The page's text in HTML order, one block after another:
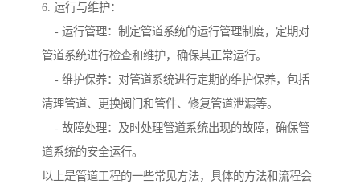
6. 运行与维护：
- 运行管理：制定管道系统的运行管理制度，定期对
管道系统进行检查和维护，确保其正常运行。
- 维护保养：对管道系统进行定期的维护保养，包括
清理管道、更换阀门和管件、修复管道泄漏等。
- 故障处理：及时处理管道系统出现的故障，确保管
道系统的安全运行。
以上是管道工程的一些常见方法，具体的方法和流程会